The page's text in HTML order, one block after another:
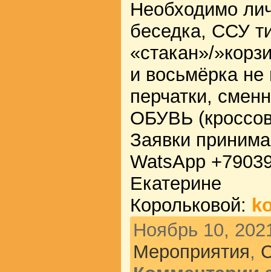
Необходимо
беседка, ССУ
«стакан»/
и восьмёрка
перчатки,
ОБУВЬ
Заявки
WatsApp
Екатерине
Корольковой:
Ноябрь 10,
Мероприятия,